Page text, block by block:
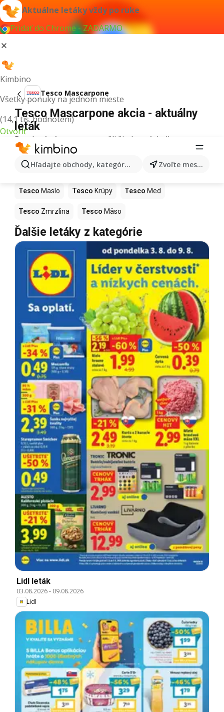
Aktuálne letáky vždy po ruke
Pridať do Chrome - ZADARMO
Kimbino
Všetky ponuky na jednom mieste
(14,1 tis. hodnotení)
Otvoriť
Hľadajte obchody, kategórie, produkty... Zvoľte mesto
Tesco Mascarpone
Tesco Mascarpone akcia - aktuálny
leták
Pre daný výraz sme nenašli žiadne výsledky.
Ďalšie produkty v obchodoch Tesco
Tesco Pizza Tesco Kiwi Mango
Tesco Maslo Tesco Krúpy Tesco Med
Tesco Zmrzlina Tesco Mäso
Ďalšie letáky z kategórie
Lidl leták
03.08.2026- 09.08.2026
Lidl